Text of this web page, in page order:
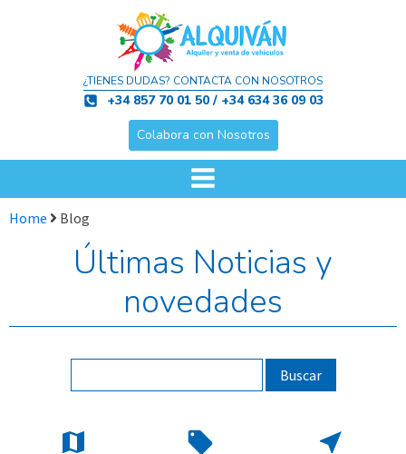
¿TIENES DUDAS? CONTACTA CON NOSOTROS
+34 857 70 01 50 / +34 634 36 09 03
Colabora con Nosotros
Home Blog
Últimas Noticias y
novedades